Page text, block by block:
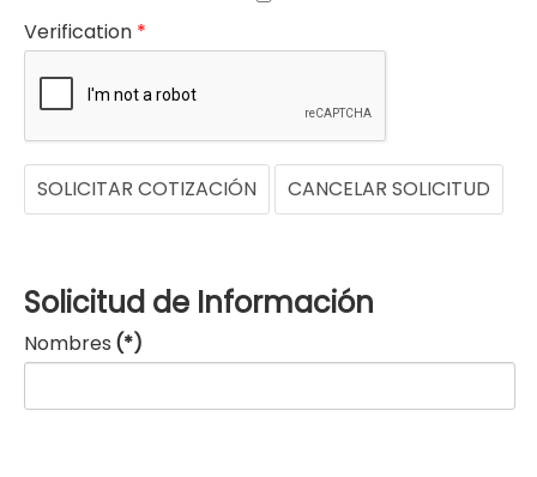
Verification *
SOLICITAR COTIZACIÓN CANCELAR SOLICITUD
Solicitud de Información
Nombres (*)